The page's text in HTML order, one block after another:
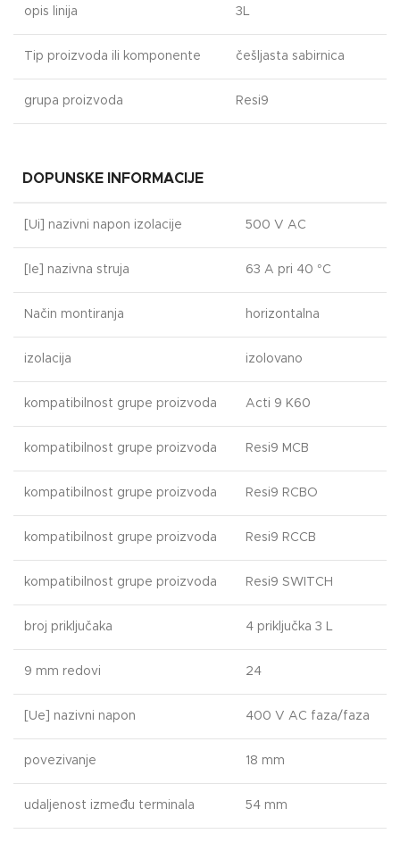
opis linija 3L
Tip proizvoda ili komponente češljasta sabirnica
grupa proizvoda Resi9
DOPUNSKE INFORMACIJE
[Ui] nazivni napon izolacije 500 V AC
[Ie] nazivna struja 63 A pri 40 °C
Način montiranja horizontalna
izolacija izolovano
kompatibilnost grupe proizvoda Acti 9 K60
kompatibilnost grupe proizvoda Resi9 MCB
kompatibilnost grupe proizvoda Resi9 RCBO
kompatibilnost grupe proizvoda Resi9 RCCB
kompatibilnost grupe proizvoda Resi9 SWITCH
broj priključaka 4 priključka 3 L
9 mm redovi 24
[Ue] nazivni napon 400 V AC faza/faza
povezivanje 18 mm
udaljenost između terminala 54 mm